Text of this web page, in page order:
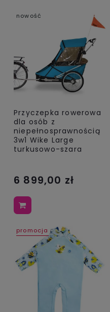
Przyczepka rowerowa
dla osób z
niepełnosprawnością
3w1 Wike Large
turkusowo-szara
6 899,00 zł
nowość
promocja